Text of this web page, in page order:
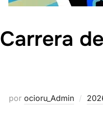
Carrera
por ocioru_Admin